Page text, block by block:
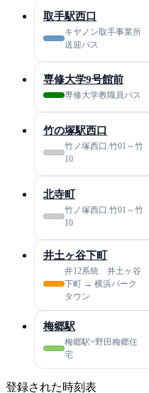
取手駅西口
キヤノン取手事業所
送迎バス
専修大学9号館前
専修大学教職員バス
竹の塚駅西口
竹ノ塚西口:竹01～竹
10
北寺町
竹ノ塚西口:竹01～竹
10
井土ヶ谷下町
井12系統 井土ヶ谷
下町 → 横浜パーク
タウン
梅郷駅
梅郷駅=野田梅郷住
宅
登録された時刻表